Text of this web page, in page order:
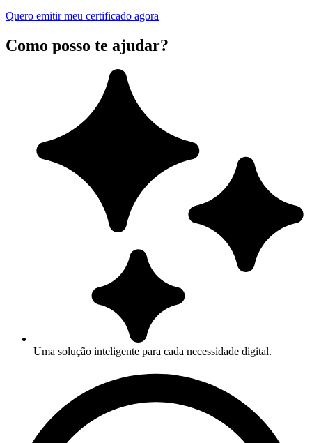
Quero emitir meu certificado agora
Como posso te ajudar?
Uma solução inteligente para cada necessidade digital.